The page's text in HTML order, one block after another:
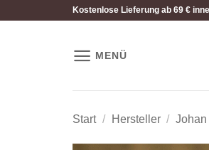
Kostenlose Lieferung ab 69 €
MENÜ
Start / Hersteller / Johan